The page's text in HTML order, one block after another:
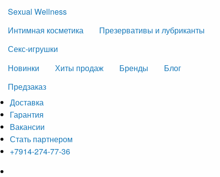
Sexual Wellness
Интимная косметика
Презервативы и лубриканты
Секс-игрушки
Новинки
Хиты продаж Бренды
Блог
Предзаказ
Доставка
Гарантия
Вакансии
Стать партнером
+7914-274-77-36